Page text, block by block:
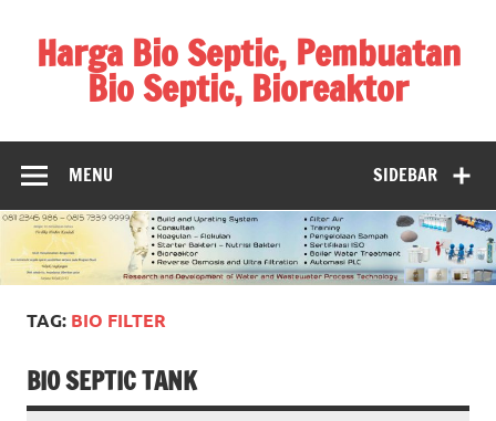
contentHarga Bio Septic, Pembuatan
Bio Septic, Bioreaktor
Pembuatan Biogas
SIDEBAR
MENU
TAG: BIO FILTER
BIO SEPTIC TANK